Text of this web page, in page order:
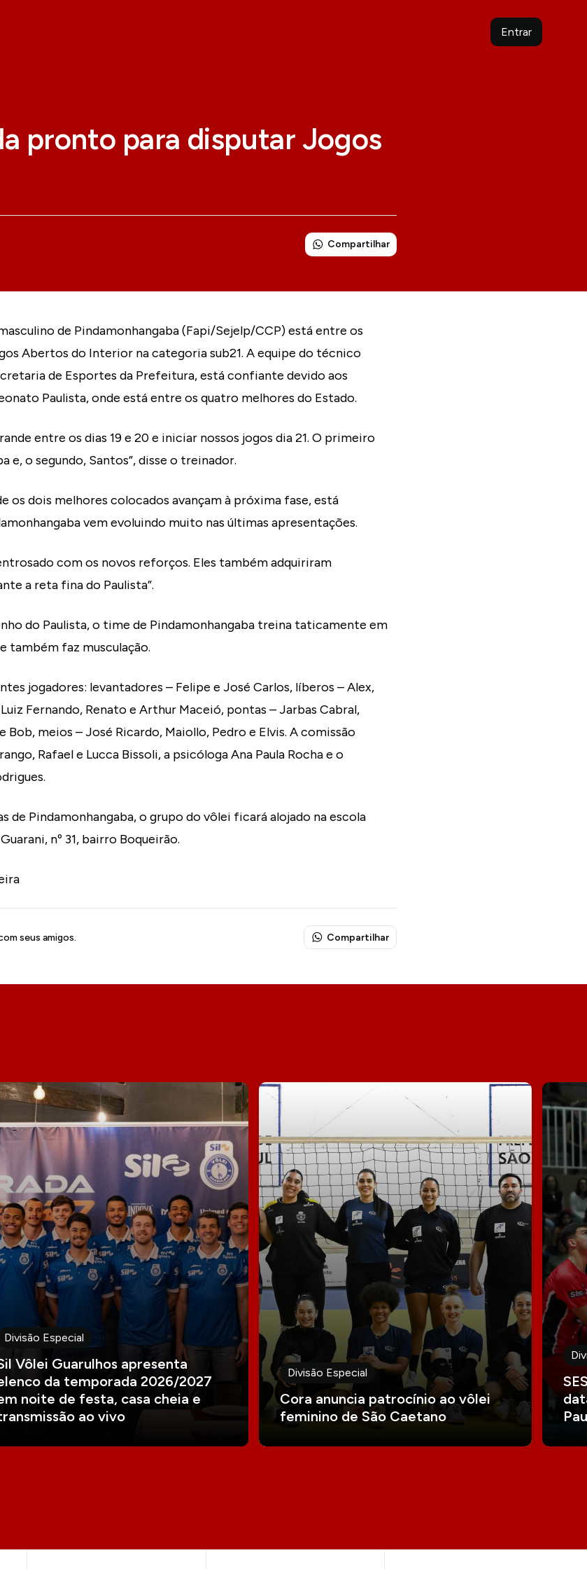
Entrar
pronto para disputar Jogos
Compartilhar
de Pindamonhangaba (Fapi/Sejelp/CCP) está entre os
Abertos do Interior na categoria sub21. A equipe do técnico
de Esportes da Prefeitura, está confiante devido aos
Paulista, onde está entre os quatro melhores do Estado.
entre os dias 19 e 20 e iniciar nossos jogos dia 21. O primeiro
e, o segundo, Santos”, disse o treinador.
os dois melhores colocados avançam à próxima fase, está
vem evoluindo muito nas últimas apresentações.
com os novos reforços. Eles também adquiriram
a reta fina do Paulista”.
do Paulista, o time de Pindamonhangaba treina taticamente em
também faz musculação.
jogadores: levantadores – Felipe e José Carlos, líberos – Alex,
Fernando, Renato e Arthur Maceió, pontas – Jarbas Cabral,
Bob, meios – José Ricardo, Maiollo, Pedro e Elvis. A comissão
Rafael e Lucca Bissoli, a psicóloga Ana Paula Rocha e o
de Pindamonhangaba, o grupo do vôlei ficará alojado na escola
nº 31, bairro Boqueirão.
seus amigos. Compartilhar
Divisão Especial
Vôlei Guarulhos apresenta
da temporada 2026/2027
noite de festa, casa cheia e
ao vivo
Divisão Especial
Cora anuncia patrocínio ao vôlei
feminino de São Caetano